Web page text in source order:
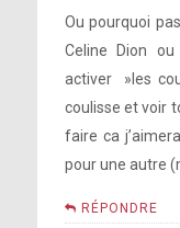
Ou pourquoi
Celine Dion
activer »les
coulisse et voir
faire ca
pour une autre
RÉPONDRE